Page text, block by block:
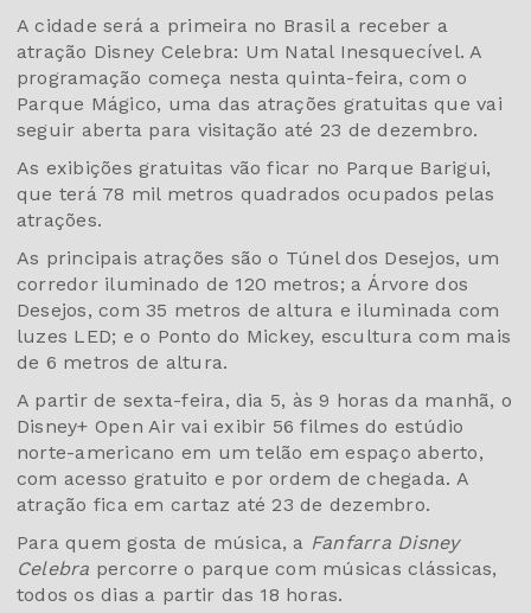
A cidade será a primeira no Brasil a receber a
atração Disney Celebra: Um Natal Inesquecível. A
programação começa nesta quinta-feira, com o
Parque Mágico, uma das atrações gratuitas que vai
seguir aberta para visitação até 23 de dezembro.
As exibições gratuitas vão ficar no Parque Barigui,
que terá 78 mil metros quadrados ocupados pelas
atrações.
As principais atrações são o Túnel dos Desejos, um
corredor iluminado de 120 metros; a Árvore dos
Desejos, com 35 metros de altura e iluminada com
luzes LED; e o Ponto do Mickey, escultura com mais
de 6 metros de altura.
A partir de sexta-feira, dia 5, às 9 horas da manhã, o
Disney+ Open Air vai exibir 56 filmes do estúdio
norte-americano em um telão em espaço aberto,
com acesso gratuito e por ordem de chegada. A
atração fica em cartaz até 23 de dezembro.
Para quem gosta de música, a Fanfarra Disney
Celebra percorre o parque com músicas clássicas,
todos os dias a partir das 18 horas.